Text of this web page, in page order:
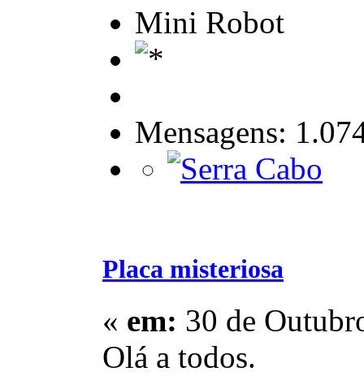
Mini Robot
Mensagens:
Placa misteriosa
« em: 30 de
Olá a todos.